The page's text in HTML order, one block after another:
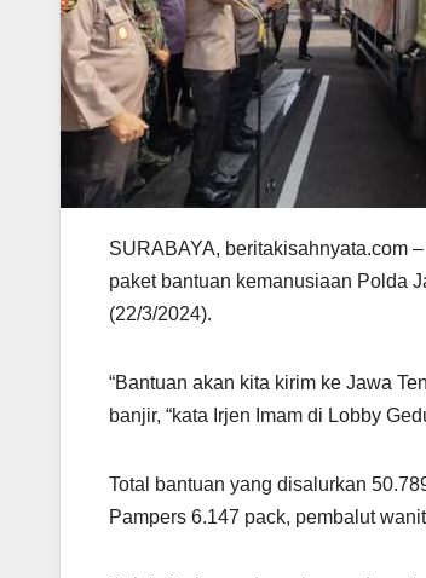
SURABAYA, beritakisahnyata.com
paket bantuan kemanusiaan Polda
(22/3/2024).
“Bantuan akan kita kirim ke Jawa
banjir, “kata Irjen Imam di Lobby
Total bantuan yang disalurkan
Pampers 6.147 pack, pembalut